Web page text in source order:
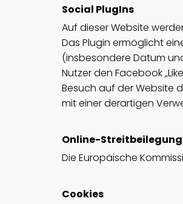
Social PlugIns
Auf dieser Website
Das Plugin ermöglicht
(insbesondere Datum
Nutzer den Facebook
Besuch auf der Website
mit einer derartigen
Online-Streitbeilegung
Die Europäische
Cookies